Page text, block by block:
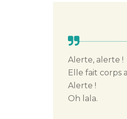
Alerte, alerte !
Elle fait corps
Alerte !
Oh lala.